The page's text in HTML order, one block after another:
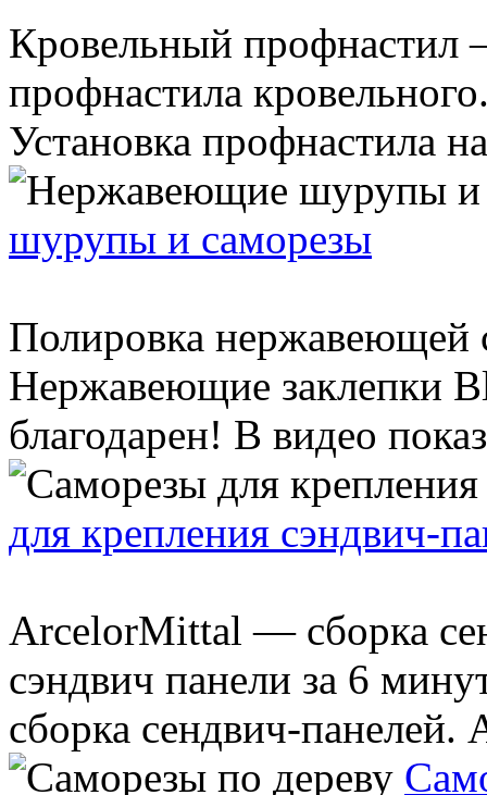
Кровельный
профнастила
Установка
шурупы и саморезы
Полировка нержавеющей
Нержавеющие заклепки
благодарен! В видео
для крепления сэндвич-
ArcelorMittal — сборка
сэндвич панели за 6
сборка сендвич-